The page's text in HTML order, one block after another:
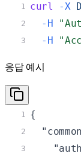
1 curl -X
2 -H
3 -H
응답 예시
1 {
2
3